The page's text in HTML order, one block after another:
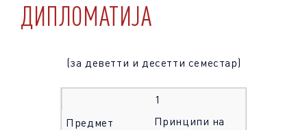
ДИПЛОМАТИЈА
(за деветти и десетти семестар)
1
Принципи на